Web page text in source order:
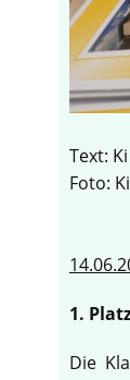
Text: Ki
Foto: Ki
1.
Die